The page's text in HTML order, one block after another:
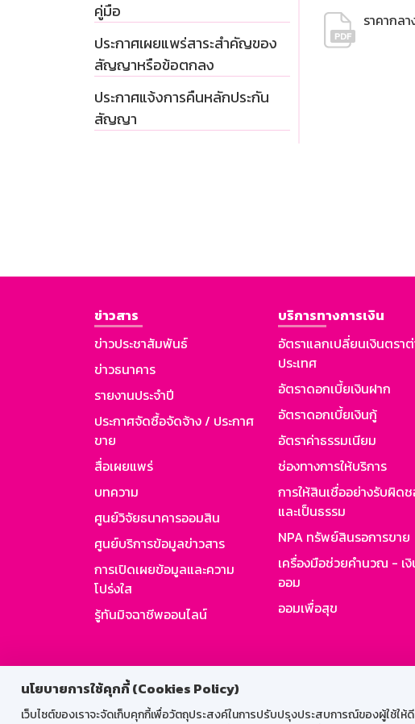
นโยบายการใช้คุกกี้ (Cookies Policy)
เว็บไซต์ของเราจะจัดเก็บคุกกี้เพื่อวัตถุประสงค์ในการปรับปรุงประสบการณ์ของผู้ใช้ใ
คู่มือ
ประกาศเผยแพร่สาระสำคัญของ
สัญญาหรือข้อตกลง
ประกาศแจ้งการคืนหลักประกัน
สัญญา
ราคากลา
ข่าวสาร
ข่าวประชาสัมพันธ์
ข่าวธนาคาร
รายงานประจำปี
ประกาศจัดซื้อจัดจ้าง / ประกาศ
ขาย
สื่อเผยแพร่
บทความ
ศูนย์วิจัยธนาคารออมสิน
ศูนย์บริการข้อมูลข่าวสาร
การเปิดเผยข้อมูลและความ
โปร่งใส
รู้ทันมิจฉาชีพออนไลน์
บริการทางการเงิน
อัตราแลกเปลี่ยนเงินตรา
ประเทศ
อัตราดอกเบี้ยเงินฝาก
อัตราดอกเบี้ยเงินกู้
อัตราค่าธรรมเนียม
ช่องทางการให้บริการ
การให้สินเชื่ออย่างรับผิด
และเป็นธรรม
NPA ทรัพย์สินรอการขาย
เครื่องมือช่วยคำนวณ - เ
ออม
ออมเพื่อสุข